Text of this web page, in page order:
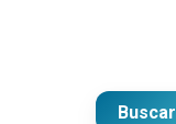
Buscar